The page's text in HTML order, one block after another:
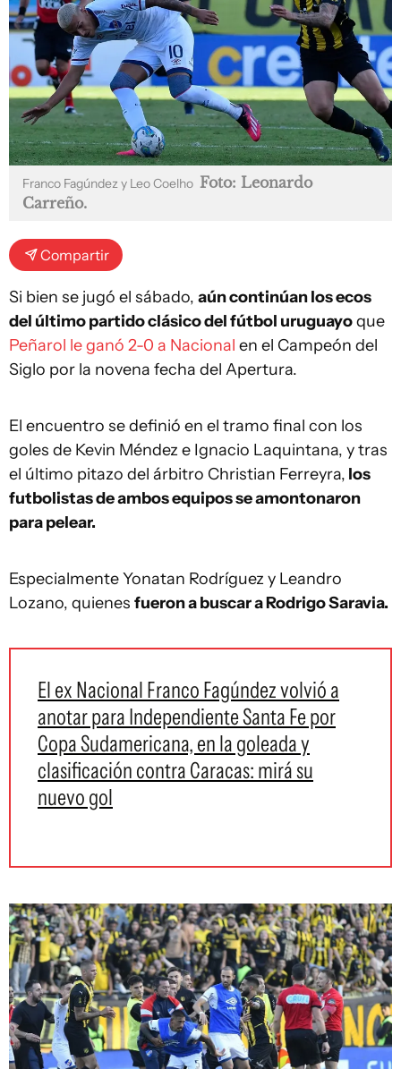
Franco Fagúndez y Leo Coelho Foto: Leonardo
Carreño.
Compartir
Si bien se jugó el sábado, aún continúan los ecos
del último partido clásico del fútbol uruguayoque
Peñarol le ganó 2-0 a Nacional en el Campeón del
Siglo por la novena fecha del Apertura.
El encuentro se definió en el tramo final con los
goles de Kevin Méndez e Ignacio Laquintana, y tras
el último pitazo del árbitro Christian Ferreyra, los
futbolistas de ambos equipos se amontonaron
para pelear.
Especialmente Yonatan Rodríguez y Leandro
Lozano, quienes fueron a buscar a Rodrigo Saravia.
El ex Nacional Franco Fagúndez volvió a
anotar para Independiente Santa Fe por
Copa Sudamericana, en la goleada y
clasificación contra Caracas: mirá su
nuevo gol